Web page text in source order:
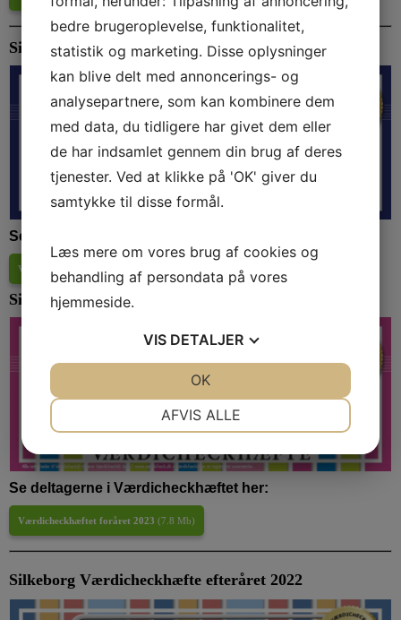
Silkeborg Værdicheckhæfte efteråret 2023
Se deltagerne i Værdicheckhæftet her:
Værdicheckhæftet efteråret 2023
Silkeborg Værdicheckhæfte foråret 2023
Se deltagerne i Værdicheckhæftet her:
Værdicheckhæftet foråret 2023 (7.8 Mb)
Silkeborg Værdicheckhæfte efteråret 2022
bedre brugeroplevelse, funktionalitet,
statistik og marketing. Disse oplysninger
kan blive delt med annoncerings- og
analysepartnere, som kan kombinere dem
med data, du tidligere har givet dem eller
de har indsamlet gennem din brug af deres
tjenester. Ved at klikke på 'OK' giver du
samtykke til disse formål.
Læs mere om vores brug af cookies og
behandling af persondata på vores
hjemmeside.
VIS DETALJER
MARKETING STATISTIK
AFVIS ALLE
OK